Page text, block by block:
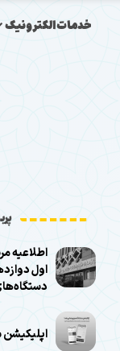
خدمات‌الکترونیک
اطلاعیه
اول